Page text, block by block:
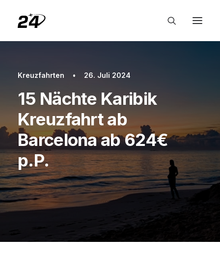
Kreuzfahrten • 26. Juli 2024
15 Nächte Karibik
Kreuzfahrt ab
Barcelona ab 624€
p.P.